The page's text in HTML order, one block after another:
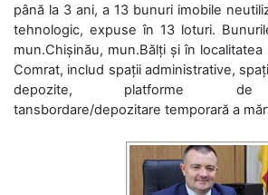
până la 3 ani, a 13 bunuri imobile
tehnologic, expuse în 13 loturi.
mun.Chișinău, mun.Bălți și în
Comrat, includ spații administrative,
depozite, platforme de
tansbordare/depozitare temporară a